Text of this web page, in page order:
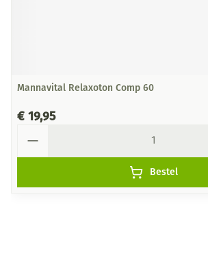
Mannavital Relaxoton Comp 60
€ 19,95
Bestel